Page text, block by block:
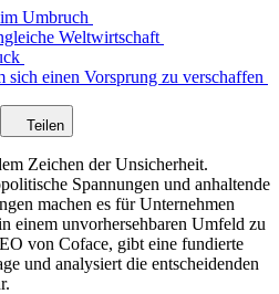
Umbruch
Weltwirtschaft
sich einen Vorsprung zu verschaffen
Teilen
Zeichen der Unsicherheit.
Spannungen und anhaltende
machen es für Unternehmen
einem unvorhersehbaren Umfeld zu
von Coface, gibt eine fundierte
und analysiert die entscheidenden